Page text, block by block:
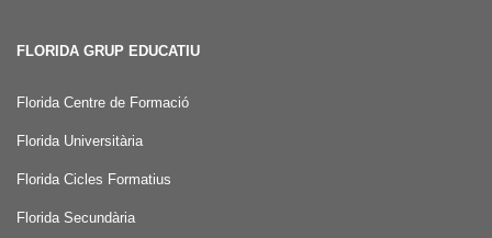
FLORIDA GRUP EDUCATIU
Florida Centre de Formació
Florida Universitària
Florida Cicles Formatius
Florida Secundària